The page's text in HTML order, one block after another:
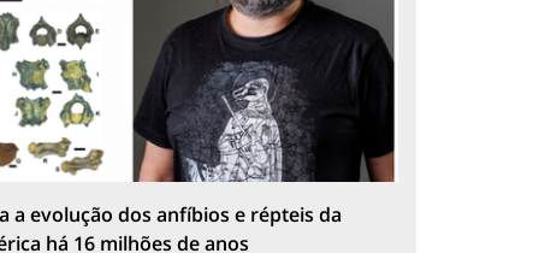
a evolução dos anfíbios e répteis da
há 16 milhões de anos